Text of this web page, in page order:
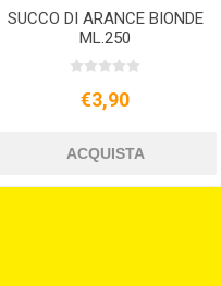
SUCCO DI ARANCE BIONDE
ML.250
€3,90